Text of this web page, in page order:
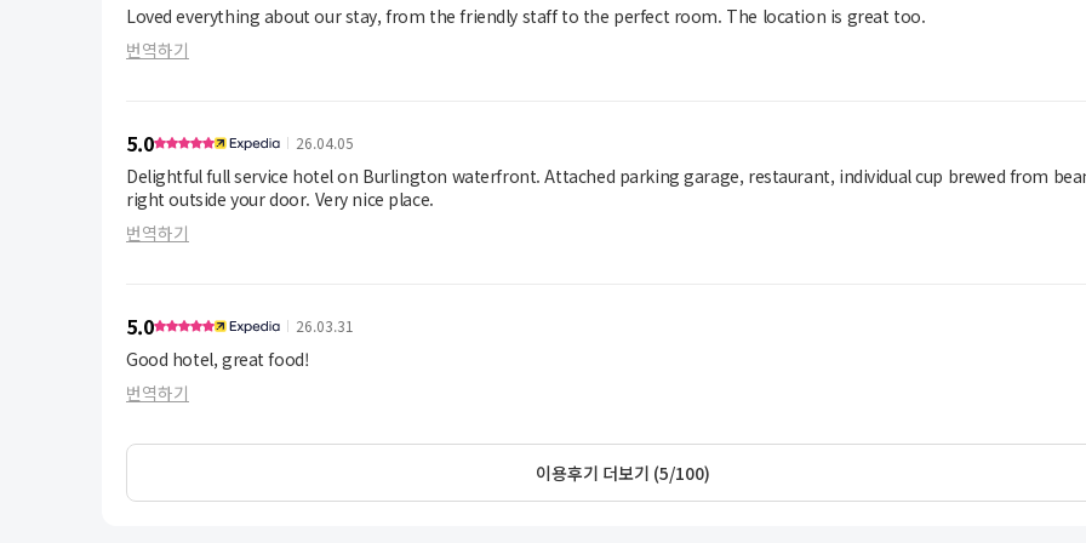
Loved everything about our stay, from the friendly staff to the perfect room. The location is great too.
번역하기
5.0 26.04.05
Delightful full service hotel on Burlington waterfront. Attached parking garage, restaurant, individual cup brewed from
right outside your door. Very nice place.
번역하기
5.0 26.03.31
Good hotel, great food!
번역하기
이용후기 더보기 (5/100)